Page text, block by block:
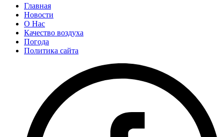
Главная
Новости
О Нас
Качество воздуха
Погода
Политика сайта